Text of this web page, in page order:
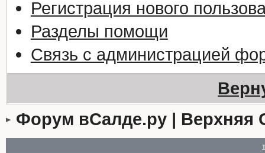
Регистрация нового
Разделы помощи
Связь с администрацией
Форум вСалде.ру | Верхняя